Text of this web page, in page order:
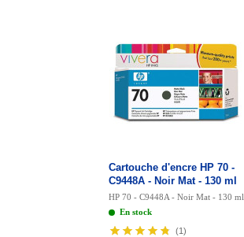
Cartouche d'encre HP 70 -
C9448A - Noir Mat - 130 ml
HP 70 - C9448A - Noir Mat - 130 ml
En stock
(1)